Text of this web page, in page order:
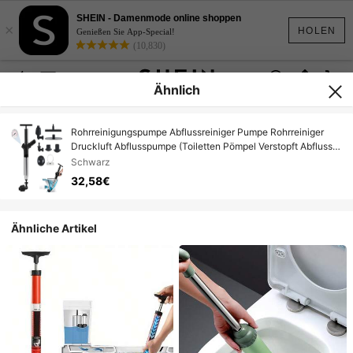
HOLEN
×
SHEIN - Damenmode online shoppen
Genießen Sie App-Special!
(10,830)
Ähnlich
Rohrreinigungspumpe Abflussreiniger Pumpe Rohrreiniger
Druckluft Abflusspumpe (Toiletten Pömpel Verstopft Abfluss
Pumpe Toilet Plunger Pressure), mit Luftdruckanzeige
Waschbecken Bodenablauf Toiletten Rohrverstopfung
Schwarz
32,58€
Ähnliche Artikel